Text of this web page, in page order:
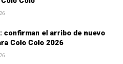
confirman el arribo de nuevo
Colo Colo 2026